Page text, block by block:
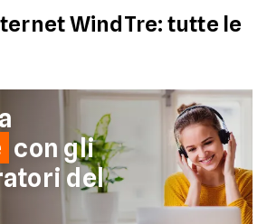
WindTre: tutte le
con gli
del